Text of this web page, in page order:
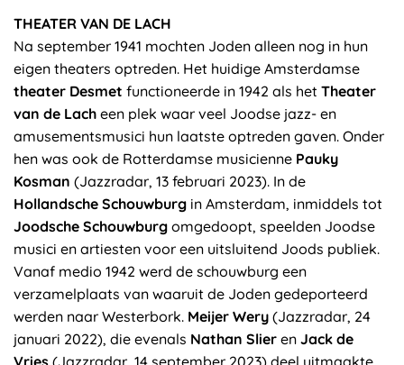
THEATER VAN DE LACH
Na september 1941 mochten Joden alleen nog in hun
eigen theaters optreden. Het huidige Amsterdamse
theater Desmet functioneerde in 1942 als het Theater
van de Lach een plek waar veel Joodse jazz- en
amusementsmusici hun laatste optreden gaven. Onder
hen was ook de Rotterdamse musicienne Pauky
Kosman (Jazzradar, 13 februari 2023). In de
Hollandsche Schouwburg in Amsterdam, inmiddels tot
Joodsche Schouwburg omgedoopt, speelden Joodse
musici en artiesten voor een uitsluitend Joods publiek.
Vanaf medio 1942 werd de schouwburg een
verzamelplaats van waaruit de Joden gedeporteerd
werden naar Westerbork. Meijer Wery (Jazzradar, 24
januari 2022), die evenals Nathan Slier en Jack de
Vries (Jazzradar, 14 september 2023) deel uitmaakte